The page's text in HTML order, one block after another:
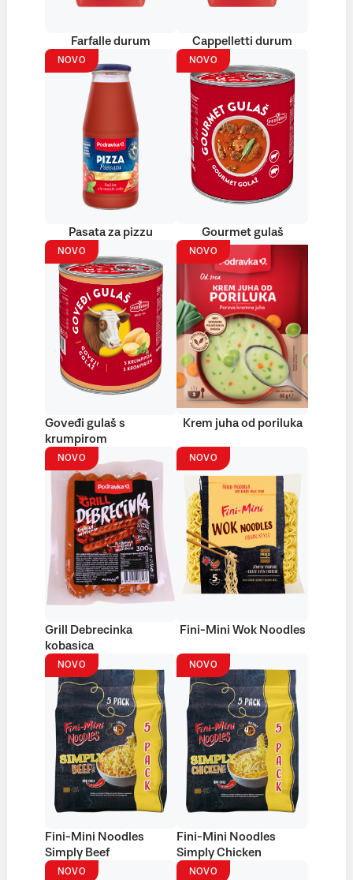
Farfalle durum Cappelletti durum
NOVO
Pasata za pizzu
NOVO
Gourmet gulaš
NOVO
Goveđi gulaš s
krumpirom
NOVO
Krem juha od poriluka
NOVO
Grill Debrecinka
kobasica
NOVO
Fini-Mini Wok Noodles
NOVO
Fini-Mini Noodles
Simply Beef
NOVO
Fini-Mini Noodles
Simply Chicken
NOVO NOVO